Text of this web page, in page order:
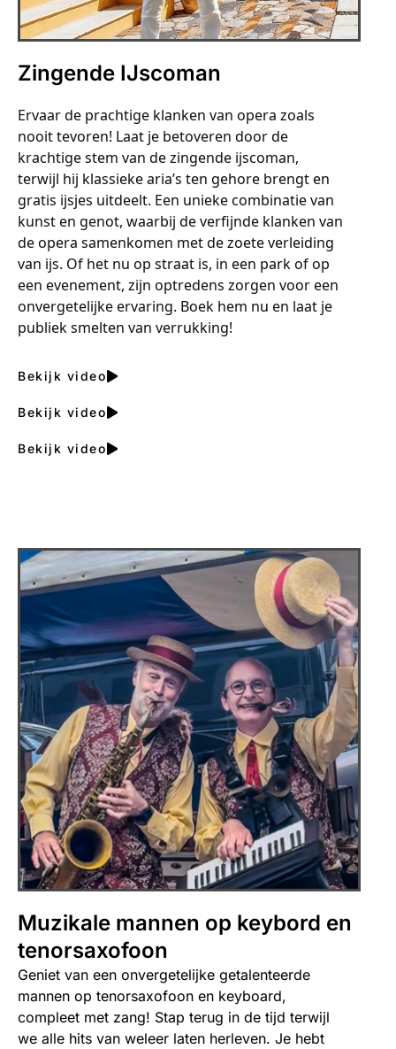
Zingende IJscoman
Ervaar de prachtige klanken van opera zoals
nooit tevoren! Laat je betoveren door de
krachtige stem van de zingende ijscoman,
terwijl hij klassieke aria’s ten gehore brengt en
gratis ijsjes uitdeelt. Een unieke combinatie van
kunst en genot, waarbij de verfijnde klanken van
de opera samenkomen met de zoete verleiding
van ijs. Of het nu op straat is, in een park of op
een evenement, zijn optredens zorgen voor een
onvergetelijke ervaring. Boek hem nu en laat je
publiek smelten van verrukking!
Bekijk video
Bekijk video
Bekijk video
Muzikale mannen op keybord en
tenorsaxofoon
Geniet van een onvergetelijke getalenteerde
mannen op tenorsaxofoon en keyboard,
compleet met zang! Stap terug in de tijd terwijl
we alle hits van weleer laten herleven. Je hebt